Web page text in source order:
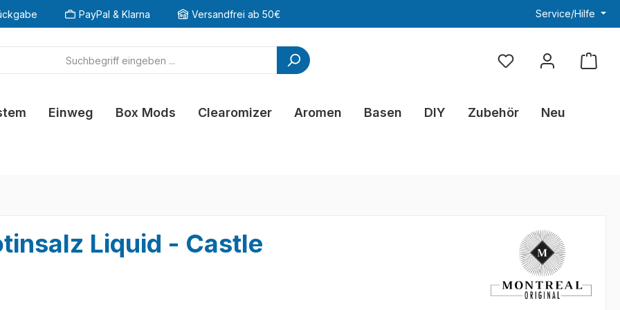
PayPal & Klarna Versandfrei ab 50€ Service/Hilfe
Du hast 0 Produkte
Einweg Box Mods Clearomizer Aromen Basen DIY Zubehör Neu
Liquid - Castle